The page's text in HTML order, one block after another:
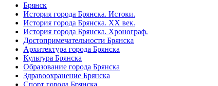
Брянск
История города Брянска. Истоки.
История города Брянска. XX век.
История города Брянска. Хронограф.
Достопримечательности Брянска
Архитектура города Брянска
Культура Брянска
Образование города Брянска
Здравоохранение Брянска
Спорт города Брянска